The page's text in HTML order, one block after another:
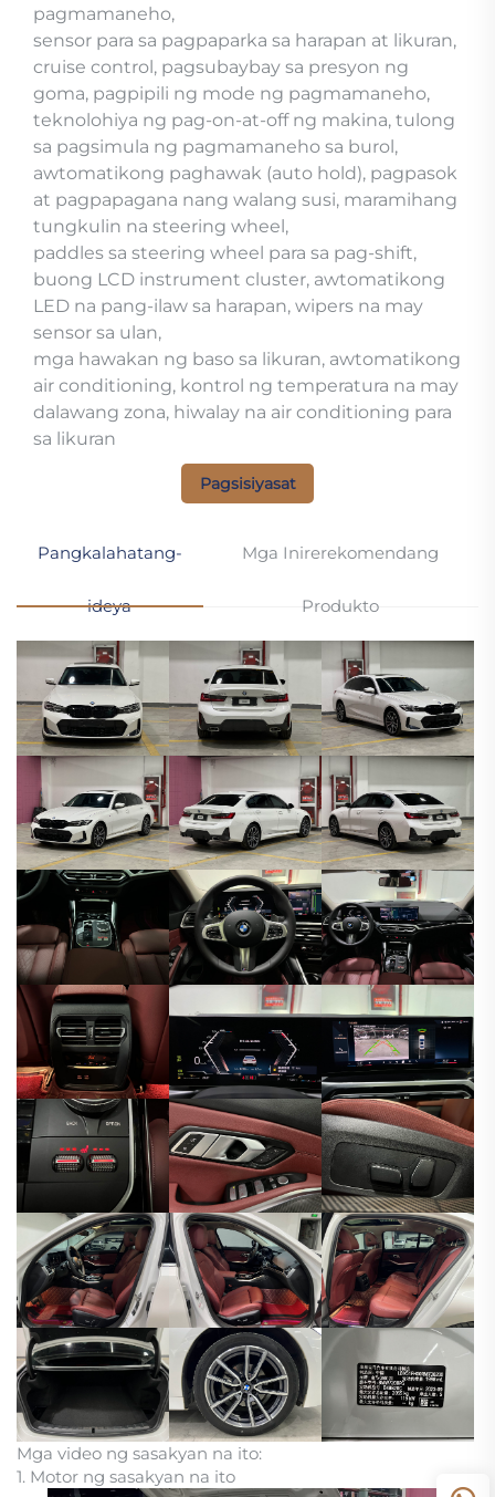
pagmamaneho,
sensor para sa pagpaparka sa harapan at likuran,
cruise control, pagsubaybay sa presyon ng
goma, pagpipili ng mode ng pagmamaneho,
teknolohiya ng pag-on-at-off ng makina, tulong
sa pagsimula ng pagmamaneho sa burol,
awtomatikong paghawak (auto hold), pagpasok
at pagpapagana nang walang susi, maramihang
tungkulin na steering wheel,
paddles sa steering wheel para sa pag-shift,
buong LCD instrument cluster, awtomatikong
LED na pang-ilaw sa harapan, wipers na may
sensor sa ulan,
mga hawakan ng baso sa likuran, awtomatikong
air conditioning, kontrol ng temperatura na may
dalawang zona, hiwalay na air conditioning para
sa likuran
Pagsisiyasat
Pangkalahatang-
ideya
Mga Inirerekomendang
Produkto
Mga video ng sasakyan na ito:
1. Motor ng sasakyan na ito